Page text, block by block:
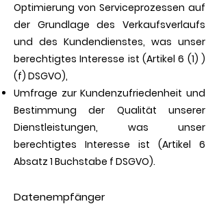
Optimierung von Serviceprozessen auf
der Grundlage des Verkaufsverlaufs
und des Kundendienstes, was unser
berechtigtes Interesse ist (Artikel 6 (1) )
(f) DSGVO),
Umfrage zur Kundenzufriedenheit und
Bestimmung der Qualität unserer
Dienstleistungen, was unser
berechtigtes Interesse ist (Artikel 6
Absatz 1 Buchstabe f DSGVO).
Datenempfänger